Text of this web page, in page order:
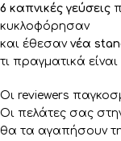
6 καπνικές γεύσεις
κυκλοφόρησαν
και έθεσαν νέα
τι πραγματικά
Οι reviewers
Οι πελάτες σας
θα τα αγαπήσουν τη